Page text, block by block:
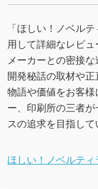
「ほしい！ノベル
用して詳細なレビュ
メーカーとの密接
開発秘話の取材や
物語や価値をお客
ー、印刷所の三者
スの追求を目指して
ほしい！ノベルテ